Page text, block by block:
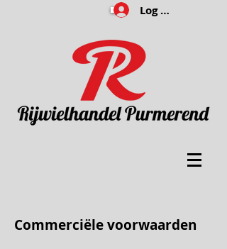
Log In
Commerciële voorwaarden